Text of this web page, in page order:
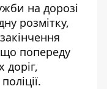
на дорозі
розмітку,
що попереду
доріг,